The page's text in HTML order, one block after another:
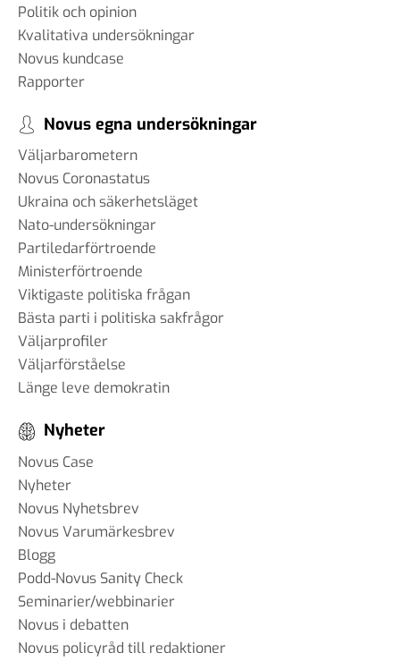
Politik och opinion
Kvalitativa undersökningar
Novus kundcase
Rapporter
Novus egna undersökningar
Väljarbarometern
Novus Coronastatus
Ukraina och säkerhetsläget
Nato-undersökningar
Partiledarförtroende
Ministerförtroende
Viktigaste politiska frågan
Bästa parti i politiska sakfrågor
Väljarprofiler
Väljarförståelse
Länge leve demokratin
Nyheter
Novus Case
Nyheter
Novus Nyhetsbrev
Novus Varumärkesbrev
Blogg
Podd-Novus Sanity Check
Seminarier/webbinarier
Novus i debatten
Novus policyråd till redaktioner